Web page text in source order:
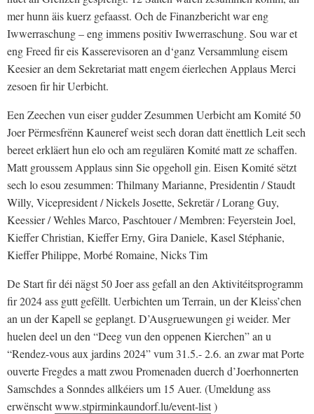
mer hunn äis kuerz gefaasst. Och de Finanzbericht war eng
Iwwerraschung – eng immens positiv Iwwerraschung. Sou war et
eng Freed fir eis Kasserevisoren an d‘ganz Versammlung eisem
Keesier an dem Sekretariat matt engem éierlechen Applaus Merci
zesoen fir hir Uerbicht.
Een Zeechen vun eiser gudder Zesummen Uerbicht am Komité 50
Joer Përmesfrënn Kauneref weist sech doran datt ënettlich Leit sech
bereet erkläert hun elo och am regulären Komité matt ze schaffen.
Matt groussem Applaus sinn Sie opgeholl gin. Eisen Komité sëtzt
sech lo esou zesummen: Thilmany Marianne, Presidentin / Staudt
Willy, Vicepresident / Nickels Josette, Sekretär / Lorang Guy,
Keessier / Wehles Marco, Paschtouer / Membren: Feyerstein Joel,
Kieffer Christian, Kieffer Erny, Gira Daniele, Kasel Stéphanie,
Kieffer Philippe, Morbé Romaine, Nicks Tim
De Start fir déi nägst 50 Joer ass gefall an den Aktivitéitsprogramm
fir 2024 ass gutt gefëllt. Uerbichten um Terrain, un der Kleiss’chen
an un der Kapell se geplangt. D’Ausgruewungen gi weider. Mer
huelen deel un den “Deeg vun den oppenen Kierchen” an u
“Rendez-vous aux jardins 2024” vum 31.5.- 2.6. an zwar mat Porte
ouverte Fregdes a matt zwou Promenaden duerch d’Joerhonnerten
Samschdes a Sonndes allkéiers um 15 Auer. (Umeldung ass
erwënschtwww.stpirminkaundorf.lu/event-list)